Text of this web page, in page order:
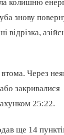
колишню
знову
відрізка,
Через
закривалися
25:22.
ще 14